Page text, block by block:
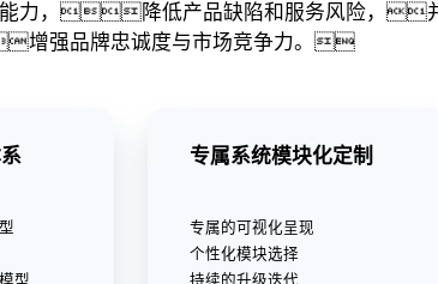
，降低产品缺陷和服务风险，并
增强品牌忠诚度与市场竞争力。
专属系统模块化定制
专属的可视化呈现
个性化模块选择